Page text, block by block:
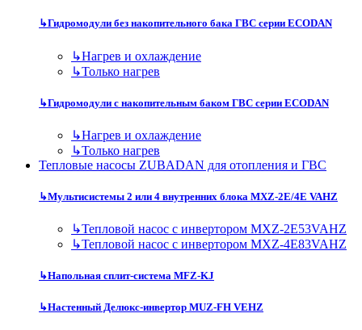
↳Гидромодули без накопительного бака ГВС серии ECODAN
↳Нагрев и охлаждение
↳Только нагрев
↳Гидромодули с накопительным баком ГВС серии ECODAN
↳Нагрев и охлаждение
↳Только нагрев
Тепловые насосы ZUBADAN для отопления и ГВС
↳Мультисистемы 2 или 4 внутренних блока MXZ-2E/4E VAHZ
↳Тепловой насос с инвертором MXZ-2E53VAHZ
↳Тепловой насос с инвертором MXZ-4E83VAHZ
↳Напольная сплит-система MFZ-KJ
↳Настенный Делюкс-инвертор MUZ-FH VEHZ